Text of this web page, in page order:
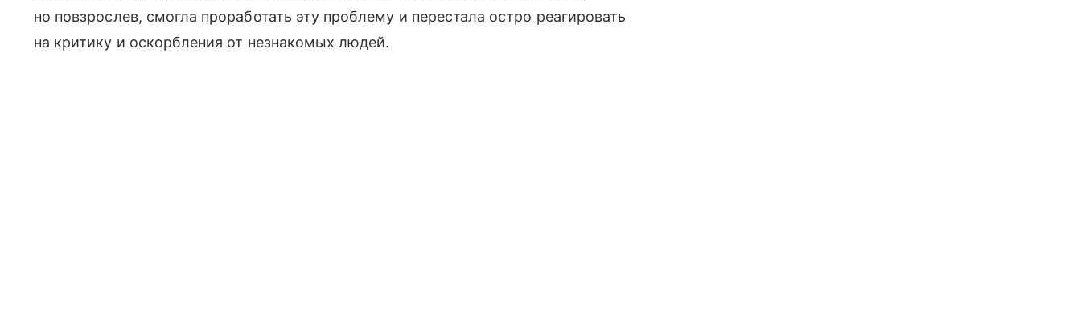
но повзрослев, смогла проработать эту проблему и перестала остро реагировать
на критику и оскорбления от незнакомых людей.